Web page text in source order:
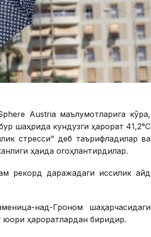
Austria маълумотларига кўра,
шаҳрида кундузги ҳарорат 41,2°С
стресси" деб таърифладилар ва
ҳақида огоҳлантирдилар.
рекорд даражадаги иссиқлик қайд
над-Гроном шаҳарчасидаги
ҳароратлардан биридир.